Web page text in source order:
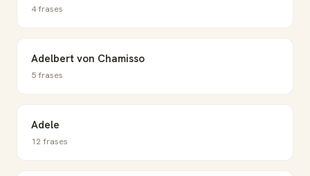
4 frases
Adelbert von Chamisso
5 frases
Adele
12 frases